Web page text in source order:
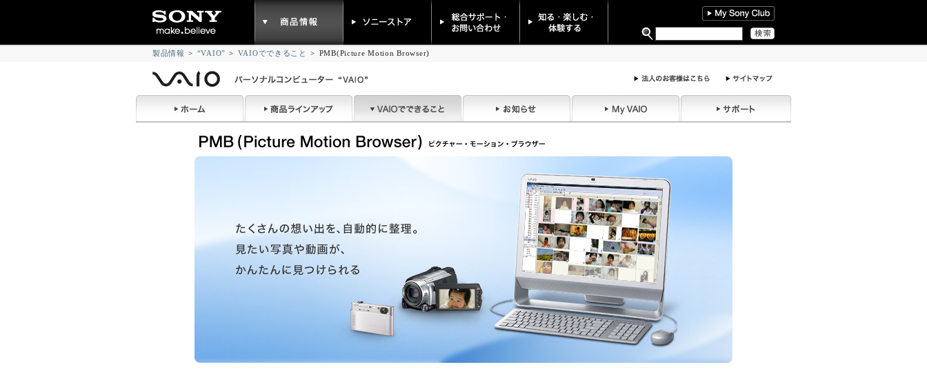
製品情報 > “VAIO” > VAIOでできること > PMB(Picture Motion Browser)